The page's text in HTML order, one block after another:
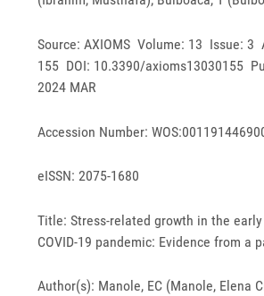
Source: AXIOMS Volume: 13 Issue: 3
155 DOI: 10.3390/axioms13030155
2024 MAR
Accession Number:
eISSN: 2075-1680
Title: Stress-related growth in the
COVID-19 pandemic: Evidence from a
Author(s): Manole, EC (Manole, Elena